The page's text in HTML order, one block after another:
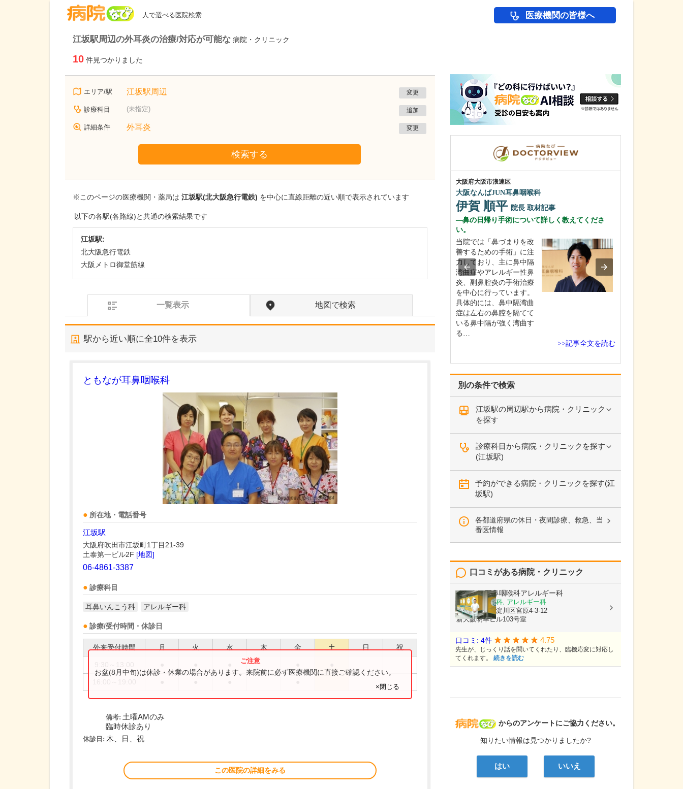
人で選べる医院検索 医療機関の皆様へ
江坂駅周辺の外耳炎の治療/対応が可能な 病院・クリニック
10 件見つかりました
エリア/駅 江坂駅周辺 変更
診療科目 (未指定) 追加
詳細条件 外耳炎 変更
検索する
※このページの医療機関・薬局は 江坂駅(北大阪急行電鉄) を中心に直線距離の近い順で表示されています
以下の各駅(各路線)と共通の検索結果です
江坂駅:
北大阪急行電鉄
大阪メトロ御堂筋線
一覧表示 地図で検索
駅から近い順に全10件を表示
ともなが耳鼻咽喉科
所在地・電話番号
江坂駅
大阪府吹田市江坂町1丁目21-39
土泰第一ビル2F [地図]
06-4861-3387
診療科目
耳鼻いんこう科 アレルギー科
診療/受付時間・休診日
外来受付時間 月 火 水 木 金 土 日 祝
お盆(8月中旬)は休診・休業の場合があります。来院前に必ず医療機関に直接ご確認ください。
×閉じる
備考: 土曜AMのみ
臨時休診あり
休診日: 木、日、祝
この医院の詳細をみる
別の条件で検索
江坂駅の周辺駅から病院・クリニック
を探す
診療科目から病院・クリニックを探す
(江坂駅)
予約ができる病院・クリニックを探す(江
坂駅)
各都道府県の休日・夜間診療、救急、当
番医情報
病院なび
からのアンケートにご協力ください。
知りたい情報は見つかりましたか?
はい いいえ
口コミがある病院・クリニック
まさもと耳鼻咽喉科アレルギー科
耳鼻いんこう科, アレルギー科
大阪府大阪市淀川区宮原4-3-12
新大阪明幸ビル103号室
口コミ: 4件 4.75
先生が、じっくり話を聞いてくれたり、臨機応変に対応し
てくれます。 続きを読む
大阪府吹田市
千里北在宅クリニック
か?
や間質性肺炎の末期で大
学病院や基幹病院での治
要とされる患者さんも多
大阪府大阪市浪速区
大阪なんばJUN耳鼻咽喉科
伊賀 順平 院長 取材記事
鼻の日帰り手術について詳しく教えてくださ
い。
当院では「鼻づまりを改
善するための手術」に注
力しており、主に鼻中隔
湾曲症やアレルギー性鼻
炎、副鼻腔炎の手術治療
を中心に行っています。
具体的には、鼻中隔湾曲
症は左右の鼻腔を隔てて
いる鼻中隔が強く湾曲す
る…
>>記事全文を読む